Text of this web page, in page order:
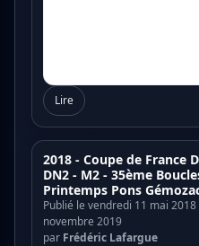
Lire
2018 - Coupe de France
DN2 - M2 - 35ème
Printemps Pons
Publié le vendredi 11 mai
novembre 2019
par Frédéric Lafargue